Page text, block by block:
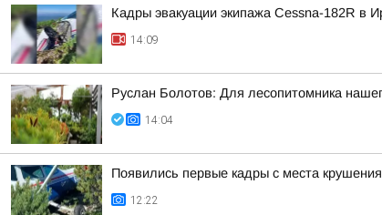
Кадры эвакуации экипажа Cessna-182R в
14:09
Руслан Болотов: Для лесопитомника
14:04
Появились первые кадры с места
12:22